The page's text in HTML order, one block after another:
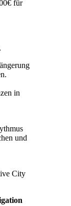
für
.
in
und
City